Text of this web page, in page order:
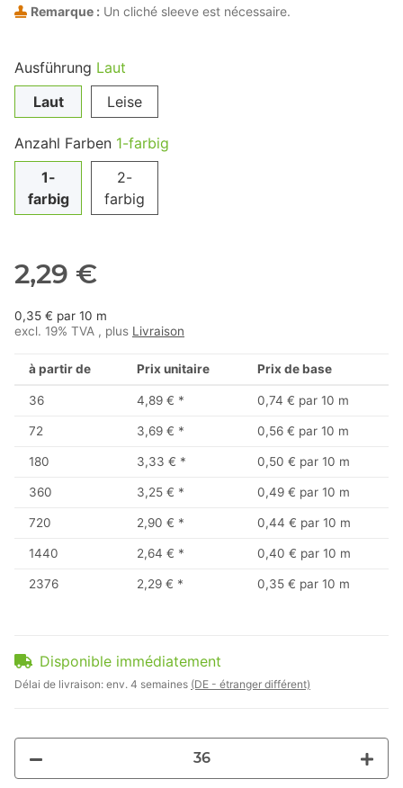
Remarque : Un cliché sleeve est nécessaire.
Ausführung Laut
Laut
Leise
Anzahl Farben 1-farbig
1-
farbig
2-
farbig
2,29 €
0,35 € par 10 m
excl. 19% TVA , plus Livraison
à partir de Prix unitaire Prix de base
36 4,89 € * 0,74 € par 10 m
72 3,69 € * 0,56 € par 10 m
180 3,33 € * 0,50 € par 10 m
360 3,25 € * 0,49 € par 10 m
720 2,90 € * 0,44 € par 10 m
1440 2,64 € * 0,40 € par 10 m
2376 2,29 € * 0,35 € par 10 m
Disponible immédiatement
Délai de livraison: env. 4 semaines (DE - étranger différent)